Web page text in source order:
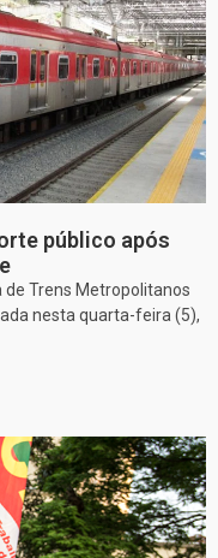
público após
Trens Metropolitanos
nesta quarta-feira (5),